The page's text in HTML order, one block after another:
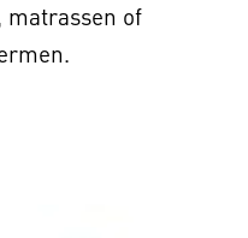
matrassen of